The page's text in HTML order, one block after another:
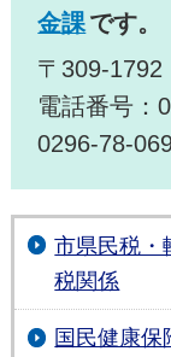
金課です。
〒309-
電話番号：
0296-78-
市県民税・
税関係
国民健康保